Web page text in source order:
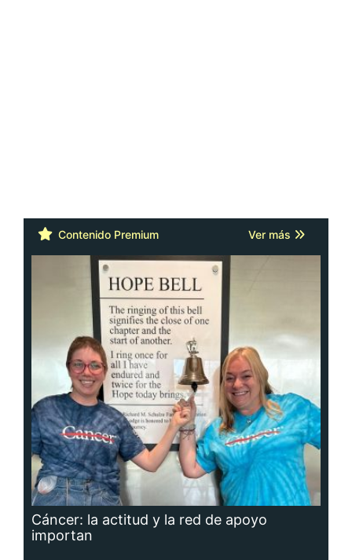
Contenido Premium Ver más
Cáncer: la actitud y la red de apoyo
importan